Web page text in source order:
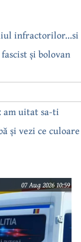
infractorilor...si
și bolovan
am uitat sa-ti
și vezi ce culoare
07 Aug 2026 10:59